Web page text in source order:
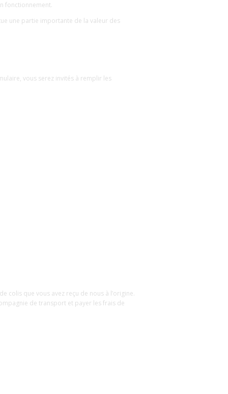
fonctionnement.
une partie importante de la valeur des
vous serez invités à remplir les
colis que vous avez reçu de nous à l’origine.
de transport et payer les frais de